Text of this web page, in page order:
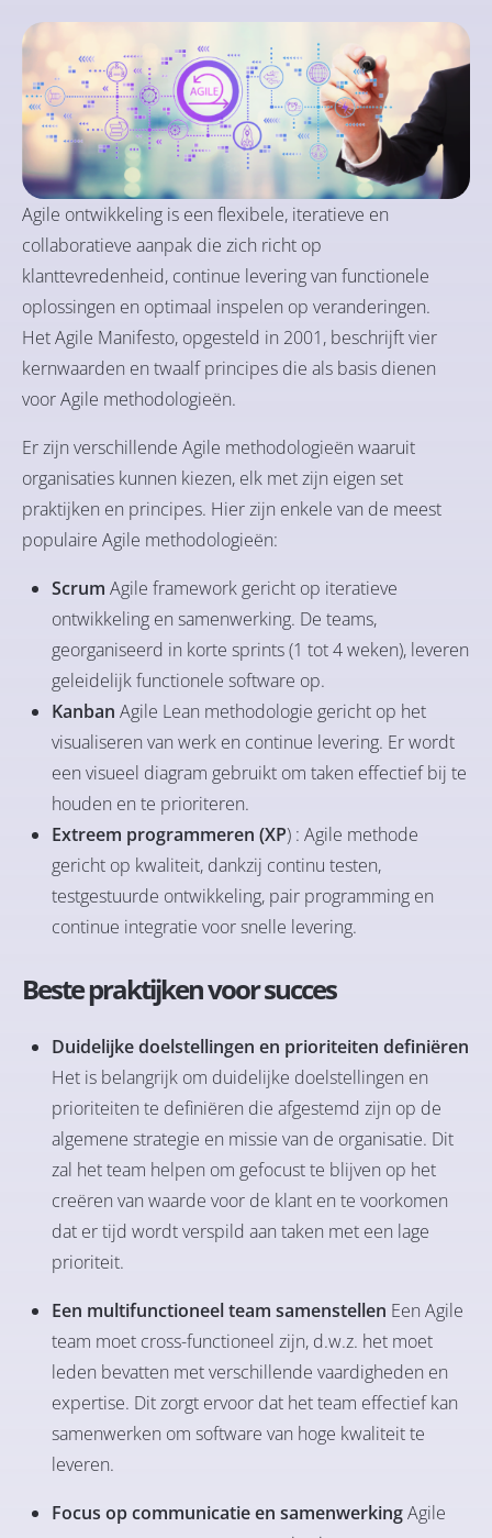
Agile ontwikkeling is een flexibele, iteratieve en
collaboratieve aanpak die zich richt op
klanttevredenheid, continue levering van functionele
oplossingen en optimaal inspelen op veranderingen.
Het Agile Manifesto, opgesteld in 2001, beschrijft vier
kernwaarden en twaalf principes die als basis dienen
voor Agile methodologieën.
Er zijn verschillende Agile methodologieën waaruit
organisaties kunnen kiezen, elk met zijn eigen set
praktijken en principes. Hier zijn enkele van de meest
populaire Agile methodologieën:
Scrum Agile framework gericht op iteratieve
ontwikkeling en samenwerking. De teams,
georganiseerd in korte sprints (1 tot 4 weken), leveren
geleidelijk functionele software op.
Kanban Agile Lean methodologie gericht op het
visualiseren van werk en continue levering. Er wordt
een visueel diagram gebruikt om taken effectief bij te
houden en te prioriteren.
Extreem programmeren (XP) : Agile methode
gericht op kwaliteit, dankzij continu testen,
testgestuurde ontwikkeling, pair programming en
continue integratie voor snelle levering.
Beste praktijken voor succes
Duidelijke doelstellingen en prioriteiten definiëren
Het is belangrijk om duidelijke doelstellingen en
prioriteiten te definiëren die afgestemd zijn op de
algemene strategie en missie van de organisatie. Dit
zal het team helpen om gefocust te blijven op het
creëren van waarde voor de klant en te voorkomen
dat er tijd wordt verspild aan taken met een lage
prioriteit.
Een multifunctioneel team samenstellen Een Agile
team moet cross-functioneel zijn, d.w.z. het moet
leden bevatten met verschillende vaardigheden en
expertise. Dit zorgt ervoor dat het team effectief kan
samenwerken om software van hoge kwaliteit te
leveren.
Focus op communicatie en samenwerkingAgile